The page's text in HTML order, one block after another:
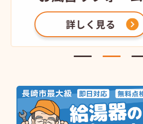
詳しく見る